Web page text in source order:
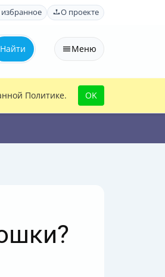
О проекте
Найти Меню
Политике. OK